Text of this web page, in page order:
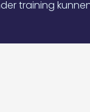
training